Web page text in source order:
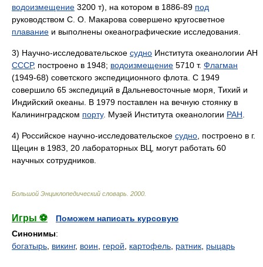
водоизмещение 3200 т), на котором в 1886-89 под
руководством С. О. Макарова совершено кругосветное
плавание и выполнены океанографические исследования.
3) Научно-исследовательское судно Института океанологии АН
СССР, построено в 1948; водоизмещение 5710 т. Флагман
(1949-68) советского экспедиционного флота. С 1949
совершило 65 экспедиций в Дальневосточные моря, Тихий и
Индийский океаны. В 1979 поставлен на вечную стоянку в
Калининградском порту. Музей Института океанологии РАН
4) Российское научно-исследовательское судно , построено в г.
Щецин в 1983, 20 лабораторных ВЦ, могут работать 60
научных сотрудников.
Большой Энциклопедический словарь 2000
Игры ⚽
Поможем написать курсовую
Синонимы:
богатырь викинг, воин герой картофель ратник рыцарь